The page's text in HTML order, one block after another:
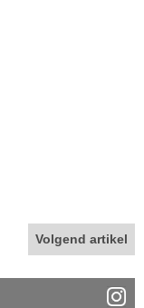
Volgend artikel